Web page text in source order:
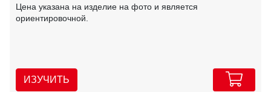
Цена указана на изделие на фото и является
ориентировочной.
ИЗУЧИТЬ